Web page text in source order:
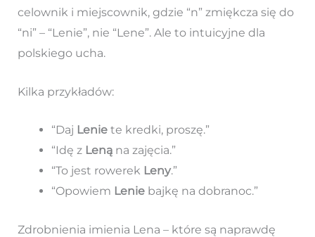
celownik i miejscownik, gdzie “n” zmiękcza się do
“ni” – “Lenie”, nie “Lene”. Ale to intuicyjne dla
polskiego ucha.
Kilka przykładów:
“Daj Leniete kredki, proszę.”
“Idę z Lenąna zajęcia.”
“To jest rowerek Leny.”
“Opowiem Leniebajkę na dobranoc.”
Zdrobnienia imienia Lena – które są naprawdę